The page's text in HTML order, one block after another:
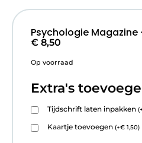
Psychologie Magazine
€ 8,50
Op voorraad
Extra's
Tijdschrift laten inpakken (
Kaartje toevoegen (+€ 1,50)